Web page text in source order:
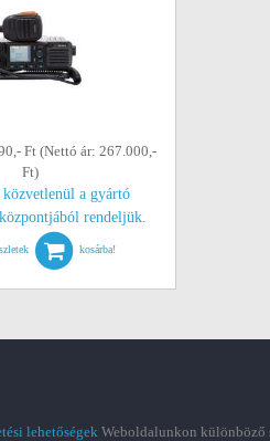
Ft (Nettó ár: 267.000,-
Ft)
a gyártó
rendeljük.
kosárba!
lehetőségek Weboldalunkon különböző